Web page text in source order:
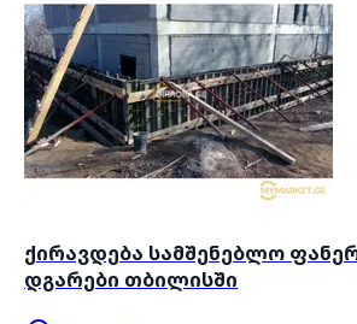
ქირავდება სამშენებლო
დგარები თბილისში